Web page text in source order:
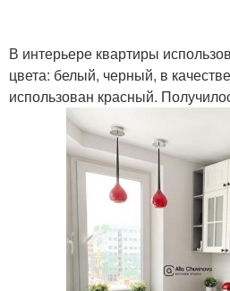
В интерьере квартиры
цвета: белый, черный, в
использован красный.